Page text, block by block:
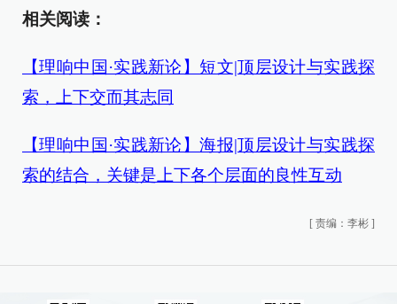
相关阅读：
【理响中国·实践新论】短文|顶层设计与实践探
索，上下交而其志同
【理响中国·实践新论】海报|顶层设计与实践探
索的结合，关键是上下各个层面的良性互动
[ 责编：李彬 ]